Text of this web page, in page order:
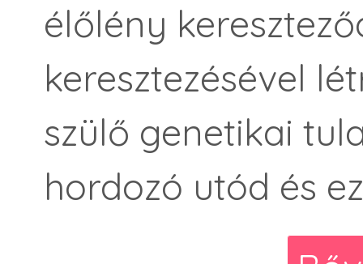
élőlény
keresztezésével
szülő genetikai
hordozó utód és